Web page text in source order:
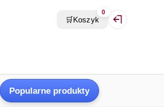
🛒Koszyk
0
Zaloguj się /
Popularne produkty